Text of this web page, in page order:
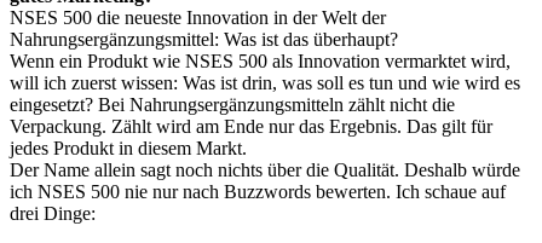
NSES 500 die neueste Innovation in der Welt der
Nahrungsergänzungsmittel: Was ist das überhaupt?
Wenn ein Produkt wie NSES 500 als Innovation vermarktet wird,
will ich zuerst wissen: Was ist drin, was soll es tun und wie wird es
eingesetzt? Bei Nahrungsergänzungsmitteln zählt nicht die
Verpackung. Zählt wird am Ende nur das Ergebnis. Das gilt für
jedes Produkt in diesem Markt.
Der Name allein sagt noch nichts über die Qualität. Deshalb würde
ich NSES 500 nie nur nach Buzzwords bewerten. Ich schaue auf
drei Dinge: